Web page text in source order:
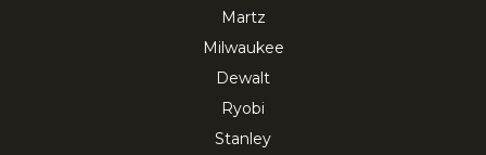
Martz
Milwaukee
Dewalt
Ryobi
Stanley